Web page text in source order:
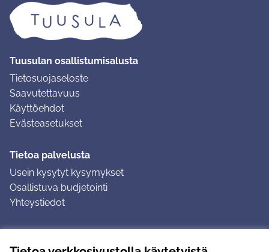
Tuusulan osallistumisalusta
Tietosuojaseloste
Saavutettavuus
Käyttöehdot
Evästeasetukset
Tietoa palvelusta
Usein kysytyt kysymykset
Osallistuva budjetointi
Yhteystiedot